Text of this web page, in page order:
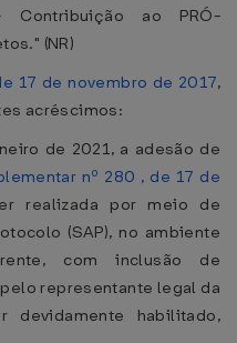
ao PRÓ-
(NR)
17 de novembro de 2017,
acréscimos:
de 2021, a adesão de
nº 280 , de 17 de
realizada por meio de
(SAP), no ambiente
com inclusão de
representante legal da
devidamente habilitado,